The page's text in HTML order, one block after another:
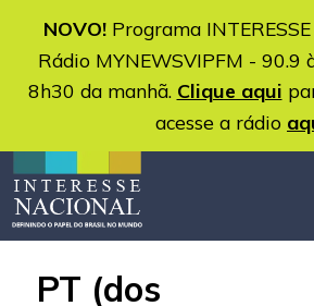
NOVO!Programa
Rádio MYNEWSVIPFM - 90.9
8h30 da manhã. Clique aqui
acesse a rádio
PT (dos